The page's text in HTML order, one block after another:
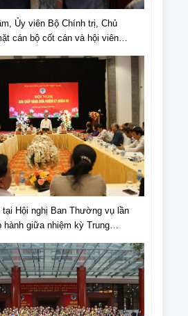
Ủy viên Bộ Chính trị, Chủ
cán bộ cốt cán và hội viên
(6/6/1941-6/6/2024).
tại Hội nghị Ban Thường vụ lần
hành giữa nhiệm kỳ Trung